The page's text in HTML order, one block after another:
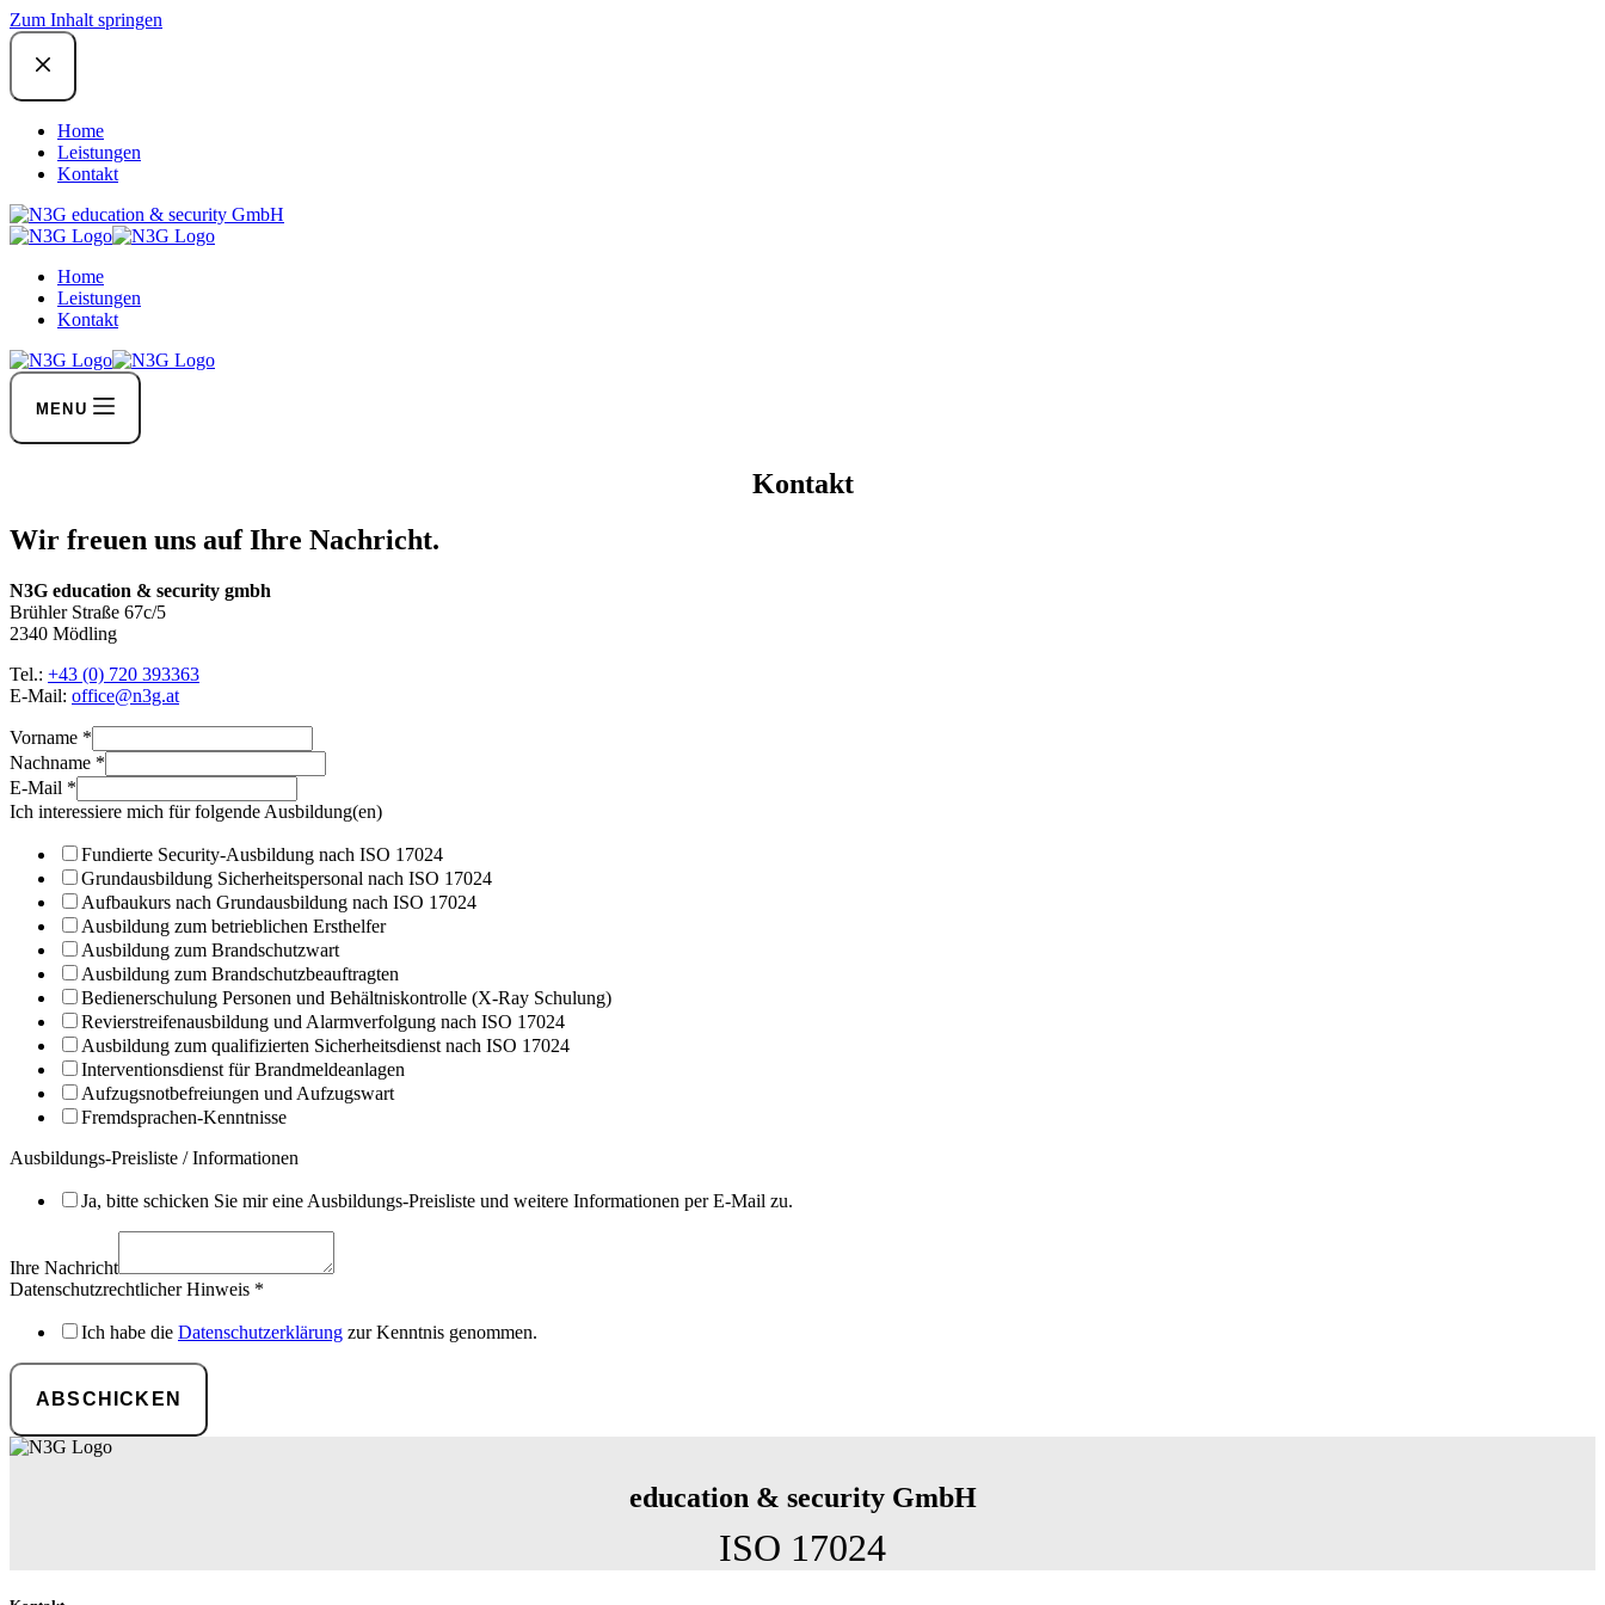
Zum Inhalt springen
Home
Leistungen
Kontakt
Home
Leistungen
Kontakt
MENU
Kontakt
Wir freuen uns auf Ihre Nachricht.
N3G education & security gmbh
Brühler Straße 67c/5
2340 Mödling
Tel.: +43 (0) 720 393363
E-Mail: office@n3g.at
Vorname *
Nachname *
E-Mail *
Ich interessiere mich für folgende Ausbildung(en)
Fundierte Security-Ausbildung nach ISO 17024
Grundausbildung Sicherheitspersonal nach ISO 17024
Aufbaukurs nach Grundausbildung nach ISO 17024
Ausbildung zum betrieblichen Ersthelfer
Ausbildung zum Brandschutzwart
Ausbildung zum Brandschutzbeauftragten
Bedienerschulung Personen und Behältniskontrolle (X-Ray Schulung)
Revierstreifenausbildung und Alarmverfolgung nach ISO 17024
Ausbildung zum qualifizierten Sicherheitsdienst nach ISO 17024
Interventionsdienst für Brandmeldeanlagen
Aufzugsnotbefreiungen und Aufzugswart
Fremdsprachen-Kenntnisse
Ausbildungs-Preisliste / Informationen
Ja, bitte schicken Sie mir eine Ausbildungs-Preisliste und weitere Informationen per E-Mail zu.
Ihre Nachricht
Datenschutzrechtlicher Hinweis *
Ich habe die Datenschutzerklärung zur Kenntnis genommen.
ABSCHICKEN
education & security GmbH
ISO 17024